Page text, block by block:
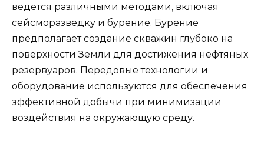
ведется различными методами, включая
сейсморазведку и бурение. Бурение
предполагает создание скважин глубоко на
поверхности Земли для достижения нефтяных
резервуаров. Передовые технологии и
оборудование используются для обеспечения
эффективной добычи при минимизации
воздействия на окружающую среду.